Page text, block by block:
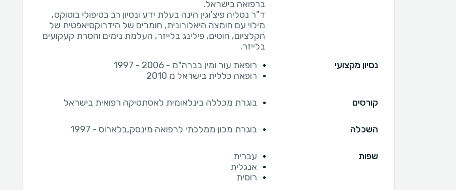
ד"ר נטליה פיצ'וגין הינה בעלת ידע ונסיון רב בטיפולי בוטוקס,
מילוי עם חומצה היאלורונית, חומרים של הידרוקסיאפטית של
הקלציום, חוטים, פילינג בלייזר, העלמת נימים והסרת קעקועים
בלייזר.
נסיון מקצועי
רופאת עור ומין בברה"מ - 2006 - 1997
רופאה כללית בישראל מ 2010
קורסים בוגרת מכללה בינלאומית לאסתטיקה רפואית בישראל
השכלה בוגרת מכון ממלכתי לרפואה מינסק,בלארוס - 1997
שפות
עברית
אנגלית
רוסית